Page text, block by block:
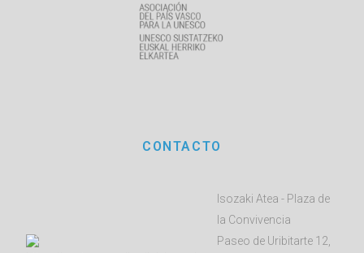
CONTACTO
Isozaki Atea - Plaza de
la Convivencia
Paseo de Uribitarte 12,